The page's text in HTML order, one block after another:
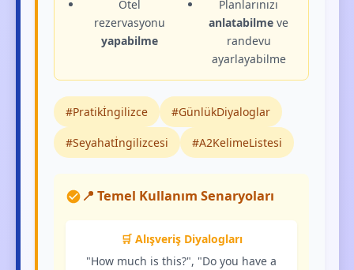
Otel
rezervasyonu
yapabilme
Planlarınızı
anlatabilme ve
randevu
ayarlayabilme
#Pratikİngilizce #GünlükDiyaloglar
#Seyahatİngilizcesi #A2KelimeListesi
📍 Temel Kullanım Senaryoları
🛒 Alışveriş Diyalogları
"How much is this?", "Do you have a